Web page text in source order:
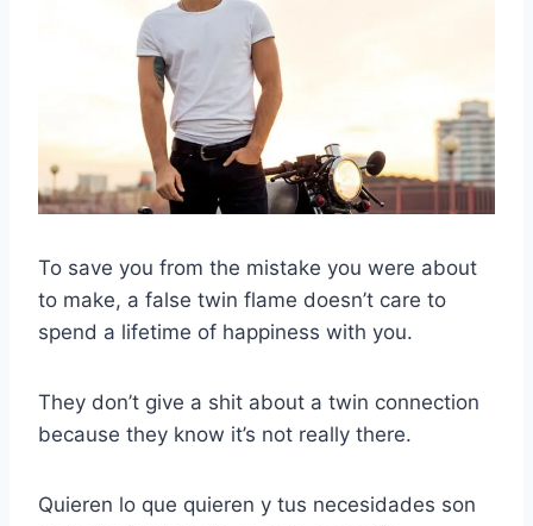
To save you from the mistake you were about
to make, a false twin flame doesn’t care to
spend a lifetime of happiness with you.
They don’t give a shit about a twin connection
because they know it’s not really there.
Quieren lo que quieren y tus necesidades son